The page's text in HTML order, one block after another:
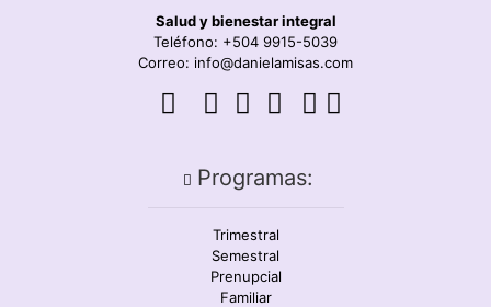
Salud y bienestar integral
Teléfono: +504 9915-5039
Correo: info@danielamisas.com
Programas:
Trimestral
Semestral
Prenupcial
Familiar